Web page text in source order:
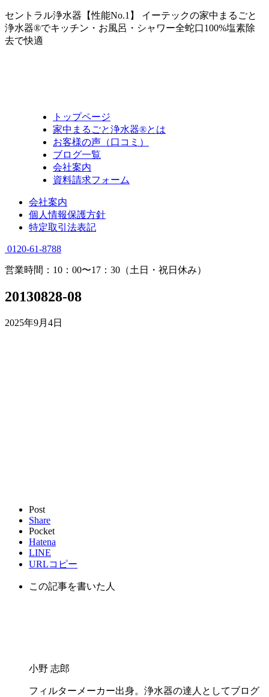
セントラル浄水器【性能No.1】 イーテックの家中まるごと
浄水器®でキッチン・お風呂・シャワー全蛇口100%塩素除
去で快適
トップページ
家中まるごと浄水器®とは
お客様の声（口コミ）
ブログ一覧
会社案内
資料請求フォーム
会社案内
個人情報保護方針
特定取引法表記
0120-61-8788
営業時間：10：00〜17：30（土日・祝日休み）
20130828-08
2025年9月4日
Post
Share
Pocket
Hatena
LINE
URLコピー
この記事を書いた人
小野 志郎
フィルターメーカー出身。浄水器の達人としてブログ